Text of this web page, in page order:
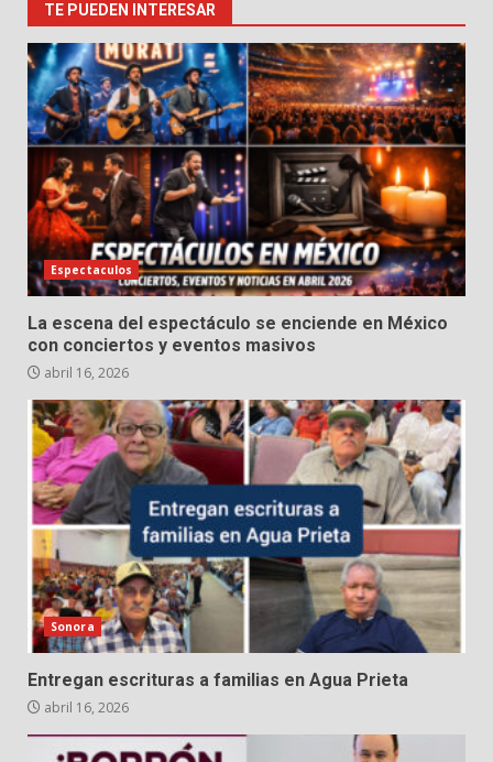
TE PUEDEN INTERESAR
Espectaculos
La escena del espectáculo se enciende en México
con conciertos y eventos masivos
abril 16, 2026
Sonora
Entregan escrituras a familias en Agua Prieta
abril 16, 2026